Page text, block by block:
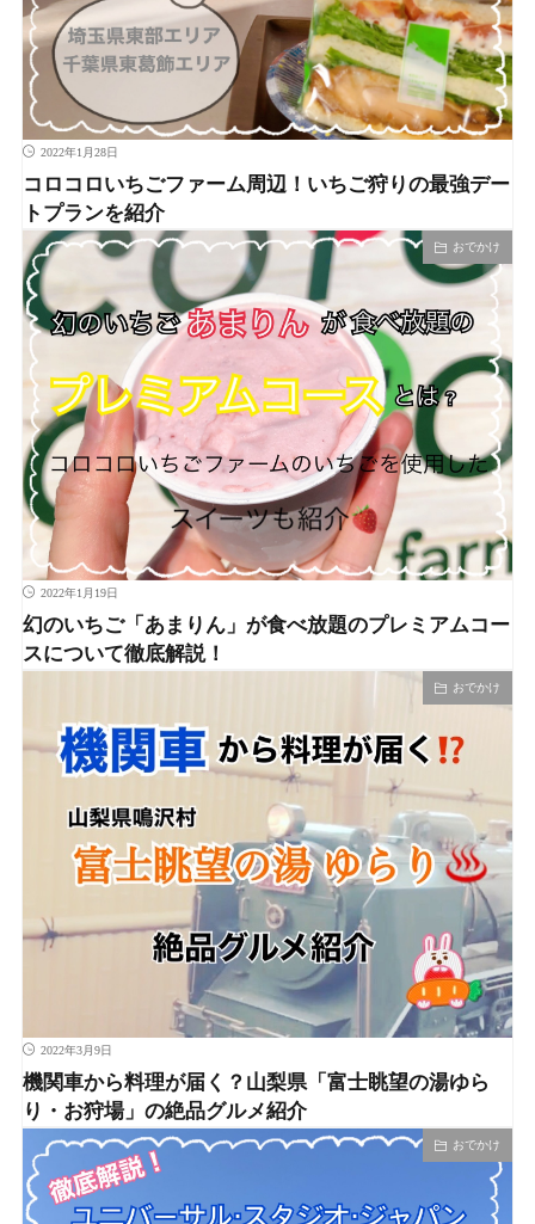
2022年1月28日
コロコロいちごファーム周辺！いちご狩りの最強デー
トプランを紹介
おでかけ
2022年1月19日
幻のいちご「あまりん」が食べ放題のプレミアムコー
スについて徹底解説！
おでかけ
2022年3月9日
機関車から料理が届く？山梨県「富士眺望の湯ゆら
り・お狩場」の絶品グルメ紹介
おでかけ